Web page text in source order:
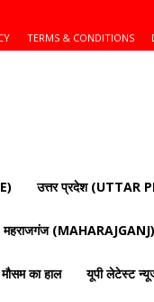
TERMS & CONDITIONS
उत्तर प्रदेश (UTTAR
महराजगंज (MAHARAJGANJ)
मौसम का हाल यूपी लेटेस्ट